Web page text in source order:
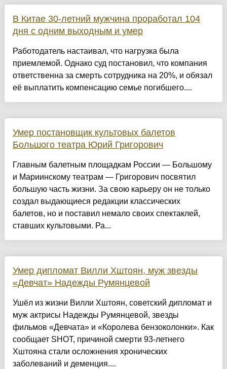
В Китае 30-летний мужчина проработал 104
дня с одним выходным и умер
Работодатель настаивал, что нагрузка была
приемлемой. Однако суд постановил, что компания
ответственна за смерть сотрудника на 20%, и обязал
её выплатить компенсацию семье погибшего....
Умер постановщик культовых балетов
Большого театра Юрий Григорович
Главным балетным площадкам России — Большому
и Мариинскому театрам — Григорович посвятил
большую часть жизни. За свою карьеру он не только
создал выдающиеся редакции классических
балетов, но и поставил немало своих спектаклей,
ставших культовыми. Ра...
Умер дипломат Вилли Хштоян, муж звезды
«Девчат» Надежды Румянцевой
Ушёл из жизни Вилли Хштоян, советский дипломат и
муж актрисы Надежды Румянцевой, звезды
фильмов «Девчата» и «Королева бензоколонки». Как
сообщает SHOT, причиной смерти 93-летнего
Хштояна стали осложнения хронических
заболеваний и деменция....